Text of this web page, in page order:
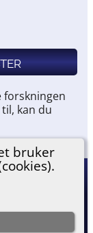
bruker
kan du
personvern